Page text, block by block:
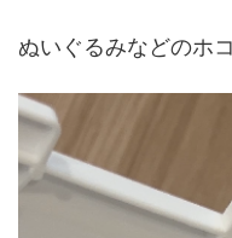
ぬいぐるみなどのホ